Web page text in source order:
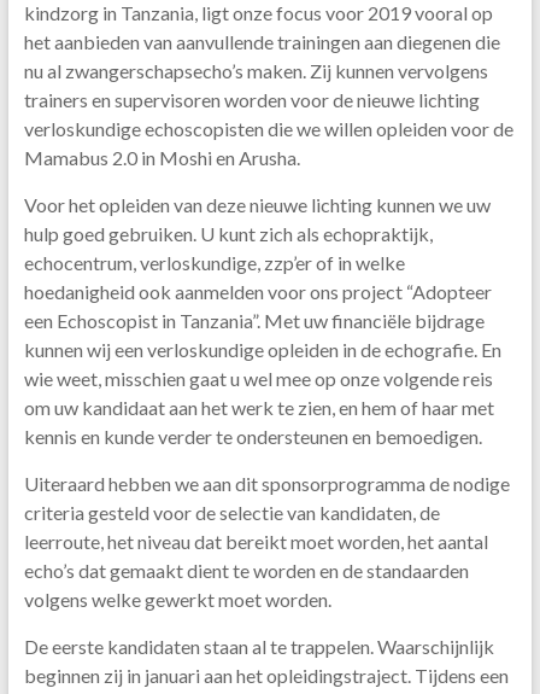
kindzorg in Tanzania, ligt onze focus voor 2019 vooral op
het aanbieden van aanvullende trainingen aan diegenen die
nu al zwangerschapsecho’s maken. Zij kunnen vervolgens
trainers en supervisoren worden voor de nieuwe lichting
verloskundige echoscopisten die we willen opleiden voor de
Mamabus 2.0 in Moshi en Arusha.
Voor het opleiden van deze nieuwe lichting kunnen we uw
hulp goed gebruiken. U kunt zich als echopraktijk,
echocentrum, verloskundige, zzp’er of in welke
hoedanigheid ook aanmelden voor ons project “Adopteer
een Echoscopist in Tanzania”. Met uw financiële bijdrage
kunnen wij een verloskundige opleiden in de echografie. En
wie weet, misschien gaat u wel mee op onze volgende reis
om uw kandidaat aan het werk te zien, en hem of haar met
kennis en kunde verder te ondersteunen en bemoedigen.
Uiteraard hebben we aan dit sponsorprogramma de nodige
criteria gesteld voor de selectie van kandidaten, de
leerroute, het niveau dat bereikt moet worden, het aantal
echo’s dat gemaakt dient te worden en de standaarden
volgens welke gewerkt moet worden.
De eerste kandidaten staan al te trappelen. Waarschijnlijk
beginnen zij in januari aan het opleidingstraject. Tijdens een